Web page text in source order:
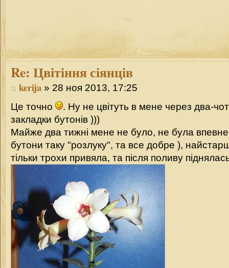
Re: Цвітіння сіянців
kerija » 28 ноя 2013, 17:25
Це точно
. Ну не цвітуть в мене через два-
закладки бутонів )))
Майже два тижні мене не було, не була
бутони таку "розлуку", та все добре ),
тільки трохи привяла, та після поливу